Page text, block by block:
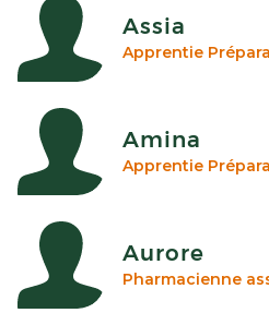
Assia
Apprentie
Amina
Apprentie
Aurore
Pharmacienne